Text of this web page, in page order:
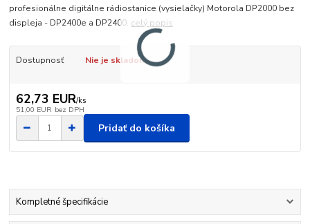
profesionálne digitálne rádiostanice (vysielačky) Motorola DP2000 bez
displeja - DP2400e a DP2400. celý popis
Dostupnosť Nie je skladom
62,73 EUR/ks
51,00 EUR bez DPH
Pridať do košíka
Kompletné špecifikácie